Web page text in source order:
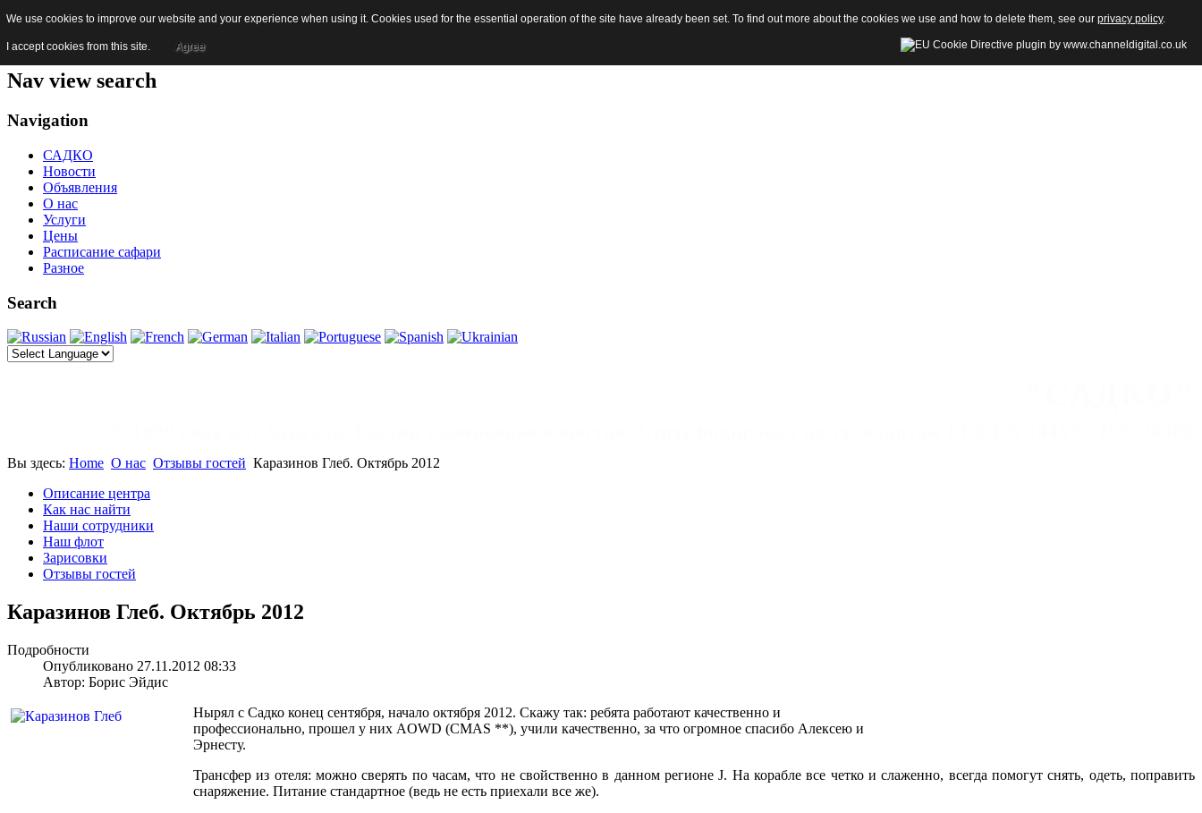
Skip to content
Jump to main navigation and login
Nav view search
Navigation
САДКО
Новости
Объявления
О нас
Услуги
Цены
Расписание сафари
Разное
Search
Вы здесь: Home О нас Отзывы гостей Каразинов Глеб. Октябрь 2012
Описание центра
Как нас найти
Наши сотрудники
Наш флот
Зарисовки
Отзывы гостей
Каразинов Глеб. Октябрь 2012
Подробности
Опубликовано 27.11.2012 08:33
Автор: Борис Эйдис
Нырял с Садко конец сентября, начало октября 2012. Скажу так: ребята работают качественно и
профессионально, прошел у них AOWD (CMAS **), учили качественно, за что огромное спасибо Алексею и
Эрнесту.
Трансфер из отеля: можно сверять по часам, что не свойственно в данном регионе J. На корабле все четко и слаженно, всегда помогут снять, одеть, поправить
снаряжение. Питание стандартное (ведь не есть приехали все же).
We use cookies to improve our website and your experience when using it. Cookies used for the essential operation of the site have already been set. To find out more about the cookies we use and how to delete them, see our privacy policy.
I accept cookies from this site. Agree